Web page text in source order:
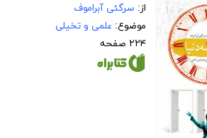
از: سرگئی آبراموف
موضوع: علمی و تخیلی
۲۲۴ صفحه